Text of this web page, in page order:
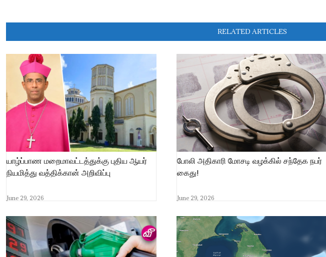
RELATED ARTICLES
யாழ்ப்பாண மறைமாவட்டத்துக்கு புதிய ஆயர்
நியமித்து வத்திக்கான் அறிவிப்பு
June 29, 2026
போலி அதிகாரி மோசடி வழக்கில் சந்தேக நபர்
கைது!
June 29, 2026